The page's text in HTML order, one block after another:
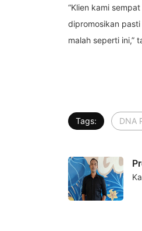
“Klien kami
dipromosikan
malah seperti ini,”
Tags: DNA